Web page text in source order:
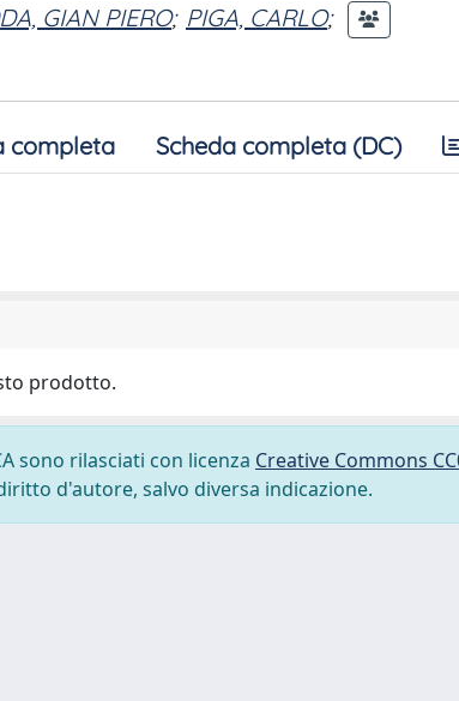
GIAN PIERO; PIGA, CARLO;
completa Scheda completa (DC)
prodotto.
sono rilasciati con licenza Creative Commons
d'autore, salvo diversa indicazione.